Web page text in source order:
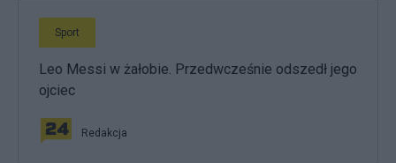
Sport
Leo Messi w żałobie. Przedwcześnie odszedł jego
ojciec
Redakcja